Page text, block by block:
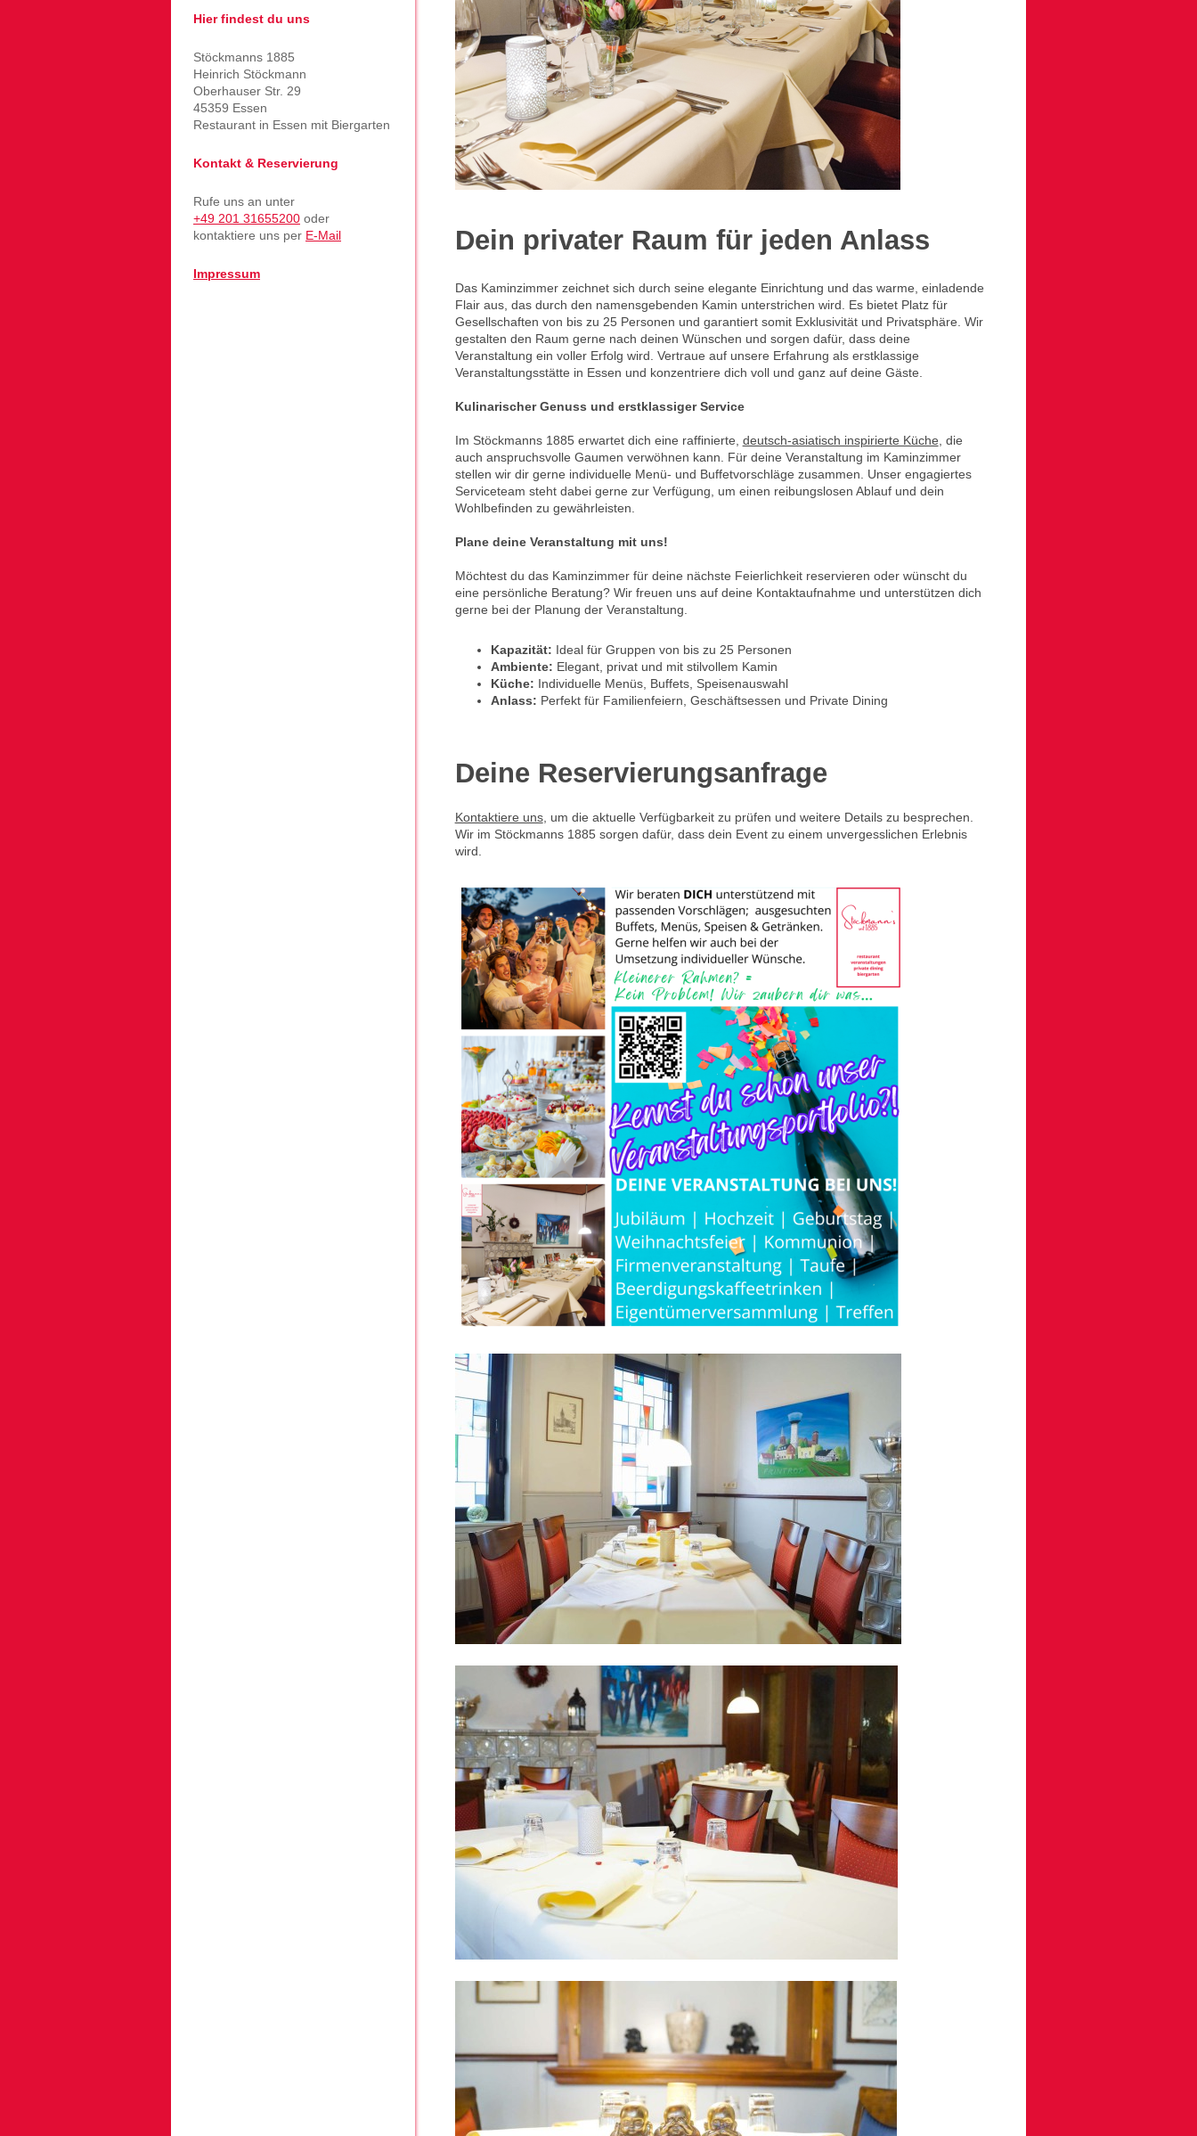
Dein privater Raum für jeden Anlass
Das Kaminzimmer zeichnet sich durch seine elegante Einrichtung und das warme, einladende
Flair aus, das durch den namensgebenden Kamin unterstrichen wird. Es bietet Platz für
Gesellschaften von bis zu 25 Personen und garantiert somit Exklusivität und Privatsphäre. Wir
gestalten den Raum gerne nach deinen Wünschen und sorgen dafür, dass deine
Veranstaltung ein voller Erfolg wird. Vertraue auf unsere Erfahrung als erstklassige
Veranstaltungsstätte in Essen und konzentriere dich voll und ganz auf deine Gäste.
Kulinarischer Genuss und erstklassiger Service
Im Stöckmanns 1885 erwartet dich eine raffinierte, deutsch-asiatisch inspirierte Küche , die
auch anspruchsvolle Gaumen verwöhnen kann. Für deine Veranstaltung im Kaminzimmer
stellen wir dir gerne individuelle Menü- und Buffetvorschläge zusammen. Unser engagiertes
Serviceteam steht dabei gerne zur Verfügung, um einen reibungslosen Ablauf und dein
Wohlbefinden zu gewährleisten.
Plane deine Veranstaltung mit uns!
Möchtest du das Kaminzimmer für deine nächste Feierlichkeit reservieren oder wünscht du
eine persönliche Beratung? Wir freuen uns auf deine Kontaktaufnahme und unterstützen dich
gerne bei der Planung der Veranstaltung.
Kapazität: Ideal für Gruppen von bis zu 25 Personen
Ambiente: Elegant, privat und mit stilvollem Kamin
Küche: Individuelle Menüs, Buffets, Speisenauswahl
Anlass: Perfekt für Familienfeiern, Geschäftsessen und Private Dining
Deine Reservierungsanfrage
Kontaktiere uns, um die aktuelle Verfügbarkeit zu prüfen und weitere Details zu besprechen.
Wir im Stöckmanns 1885 sorgen dafür, dass dein Event zu einem unvergesslichen Erlebnis
wird.
Hier findest du uns
Stöckmanns 1885
Heinrich Stöckmann
Oberhauser Str. 29
45359 Essen
Restaurant in Essen mit Biergarten
Kontakt & Reservierung
Rufe uns an unter
+49 201 31655200 oder
kontaktiere uns per E-Mail
Impressum